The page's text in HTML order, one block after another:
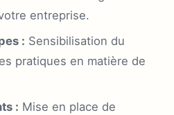
entreprise.
: Sensibilisation du
pratiques en matière de
: Mise en place de